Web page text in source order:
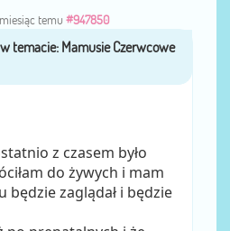
miesiąc temu #947850
betka81
z czasem było
do żywych i mam
będzie zaglądał i będzie